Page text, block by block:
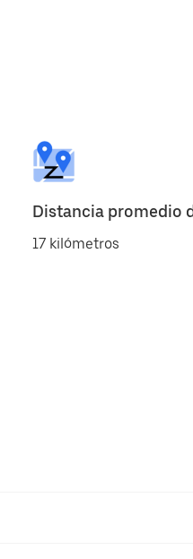
Distancia promedio
17 kilómetros